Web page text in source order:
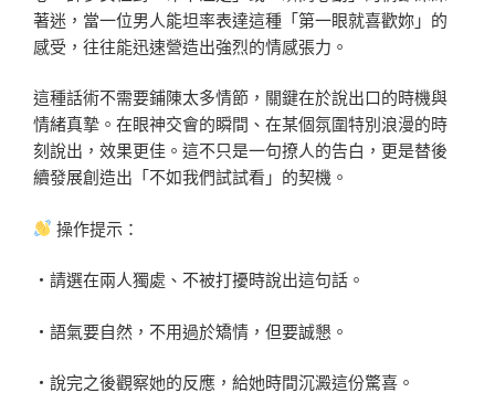
著迷，當一位男人能坦率表達這種「第一眼就喜歡妳」的
感受，往往能迅速營造出強烈的情感張力。
這種話術不需要鋪陳太多情節，關鍵在於說出口的時機與
情緒真摯。在眼神交會的瞬間、在某個氛圍特別浪漫的時
刻說出，效果更佳。這不只是一句撩人的告白，更是替後
續發展創造出「不如我們試試看」的契機。
操作提示：
・請選在兩人獨處、不被打擾時說出這句話。
・語氣要自然，不用過於矯情，但要誠懇。
・說完之後觀察她的反應，給她時間沉澱這份驚喜。